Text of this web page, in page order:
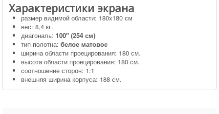
Характеристики экрана
размер видимой области: 180x180 см
вес: 8,4 кг.
диагональ: 100" (254 см)
тип полотна: белое матовое
ширина области проецирования: 180 см.
высота области проецирования: 180 см.
соотношение сторон: 1:1
внешняя ширина корпуса: 188 см.